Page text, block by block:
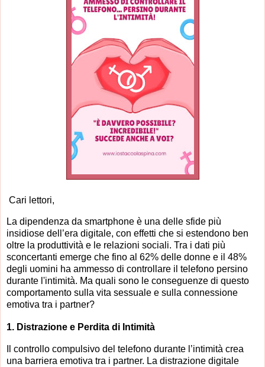
Cari lettori,
La dipendenza da smartphone è una delle sfide più
insidiose dell’era digitale, con effetti che si estendono ben
oltre la produttività e le relazioni sociali. Tra i dati più
sconcertanti emerge che fino al 62% delle donne e il 48%
degli uomini ha ammesso di controllare il telefono persino
durante l'intimità. Ma quali sono le conseguenze di questo
comportamento sulla vita sessuale e sulla connessione
emotiva tra i partner?
1. Distrazione e Perdita di Intimità
Il controllo compulsivo del telefono durante l’intimità crea
una barriera emotiva tra i partner. La distrazione digitale